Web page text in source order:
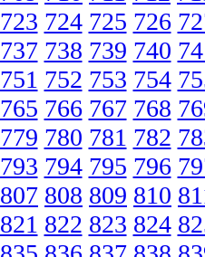
723 724 725 726
737 738 739 740
751 752 753 754
765 766 767 768
779 780 781 782
793 794 795 796
807 808 809 810
821 822 823 824